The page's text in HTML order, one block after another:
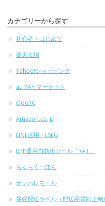
カテゴリーから探す
初心者・はじめて
楽天市場
Yahoo!ショッピング
au PAY マーケット
Qoo10
Amazon.co.jp
LINE活用・LSEG
RPP運用自動化ツール「RAT」
らくらくーぽん
ポンパレモール
最強配送ラベル（配送品質向上制